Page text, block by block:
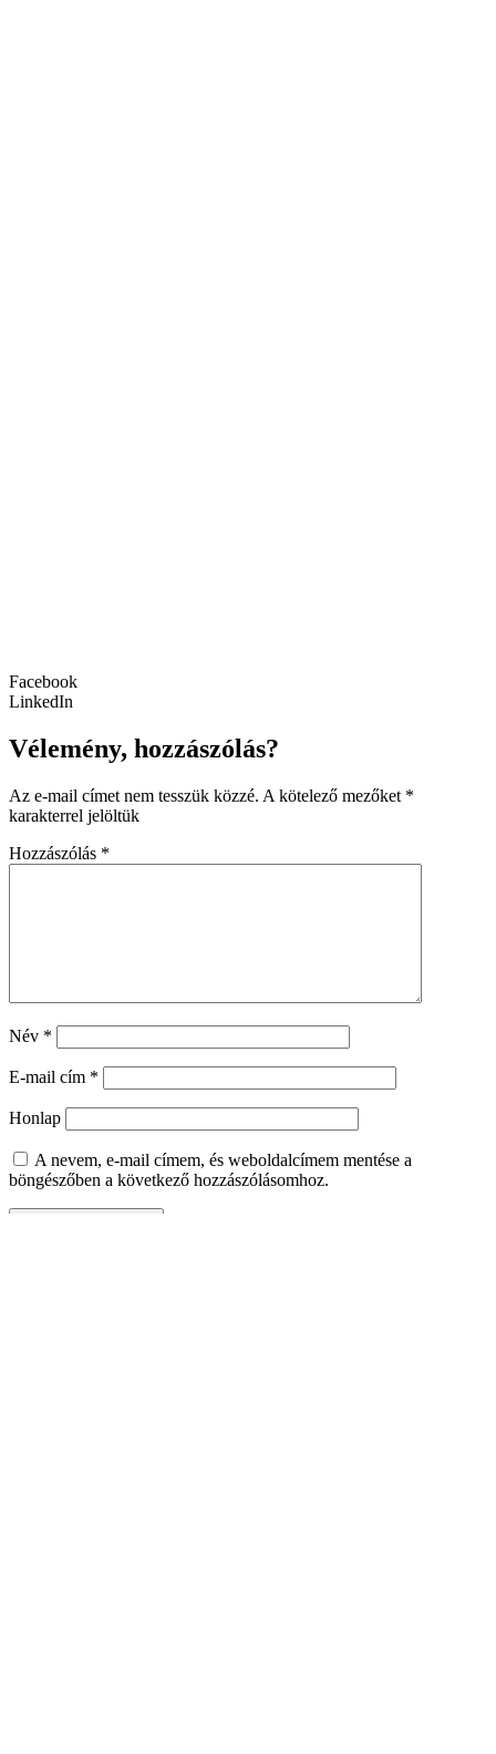
Facebook
LinkedIn
Vélemény, hozzászólás?
Az e-mail címet nem tesszük közzé. A kötelező mezőket *
karakterrel jelöltük
Hozzászólás *
Név *
E-mail cím *
Honlap
A nevem, e-mail címem, és weboldalcímem mentése a
böngészőben a következő hozzászólásomhoz.